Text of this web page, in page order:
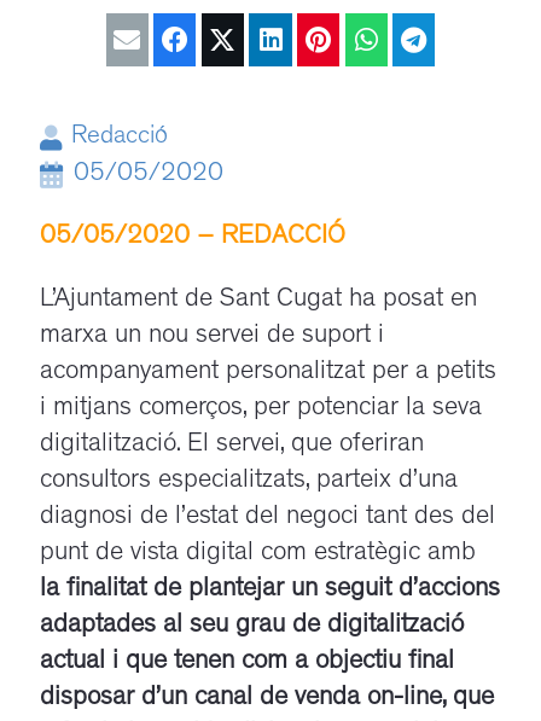
Redacció
05/05/2020
05/05/2020 – REDACCIÓ
L’Ajuntament de Sant Cugat ha posat en
marxa un nou servei de suport i
acompanyament personalitzat per a petits
i mitjans comerços, per potenciar la seva
digitalització. El servei, que oferiran
consultors especialitzats, parteix d’una
diagnosi de l’estat del negoci tant des del
punt de vista digital com estratègic amb
la finalitat de plantejar un seguit d’accions
adaptades al seu grau de digitalització
actual i que tenen com a objectiu final
disposar d’un canal de venda on-line, que